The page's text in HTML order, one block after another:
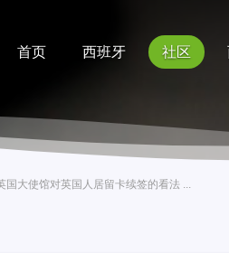
首页 西班牙 社区
国大使馆对英国人居留卡续签的看法 ...